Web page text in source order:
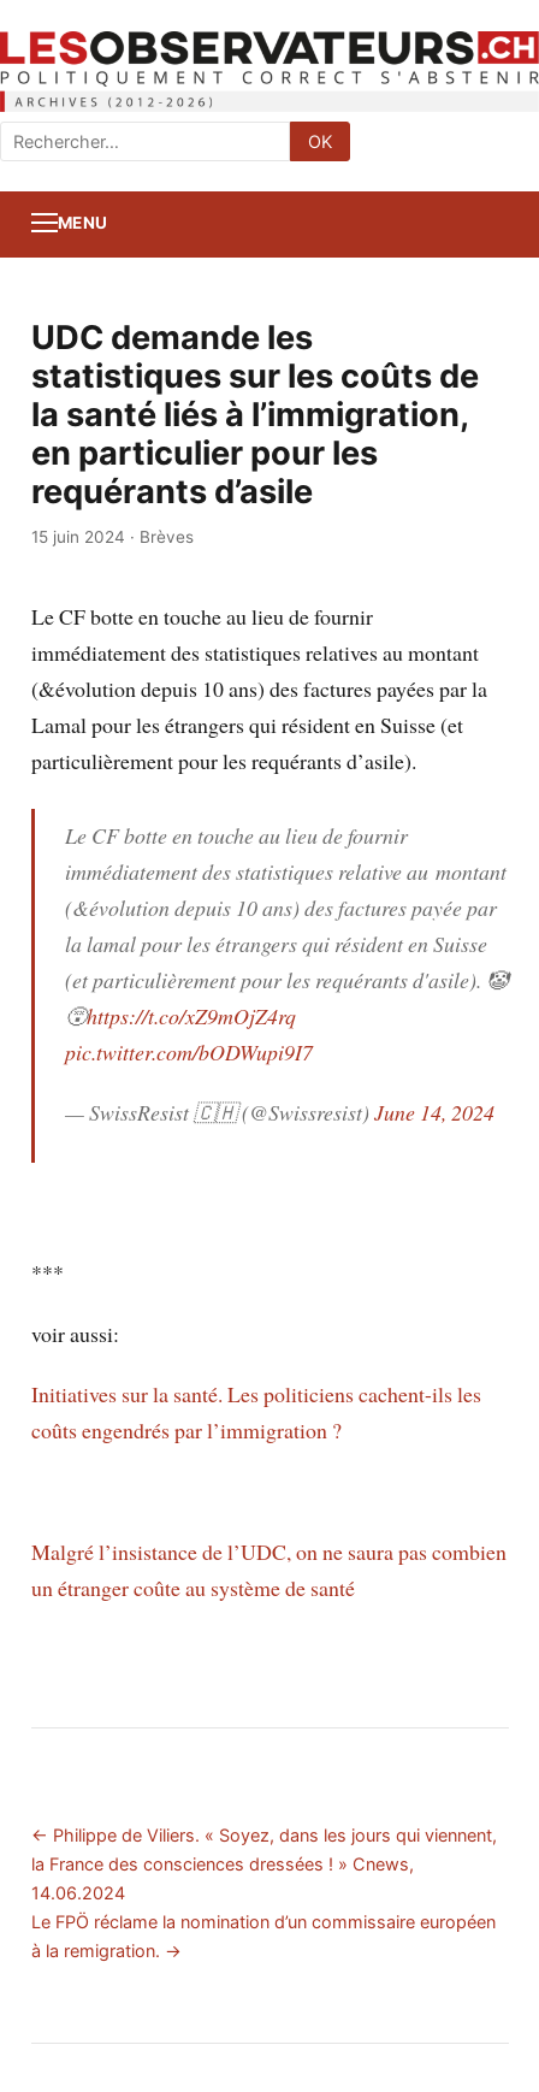
Rechercher
:
OK
MENU
UDC demande les
statistiques sur les coûts de
la santé liés à l’immigration,
en particulier pour les
requérants d’asile
15 juin 2024 · Brèves
Le CF botte en touche au lieu de fournir
immédiatement des statistiques relatives au montant
(&évolution depuis 10 ans) des factures payées par la
Lamal pour les étrangers qui résident en Suisse (et
particulièrement pour les requérants d’asile).
Le CF botte en touche au lieu de fournir
immédiatement des statistiques relative au montant
(&évolution depuis 10 ans) des factures payée par
la lamal pour les étrangers qui résident en Suisse
(et particulièrement pour les requérants d'asile). 🤡
😵https://t.co/xZ9mOjZ4rq
pic.twitter.com/bODWupi9I7
— SwissResist 🇨🇭 (@Swissresist) June 14, 2024
***
voir aussi:
Initiatives sur la santé. Les politiciens cachent-ils les
coûts engendrés par l’immigration ?
Malgré l’insistance de l’UDC, on ne saura pas combien
un étranger coûte au système de santé
← Philippe de Viliers. « Soyez, dans les jours qui viennent,
la France des consciences dressées ! » Cnews,
14.06.2024
Le FPÖ réclame la nomination d’un commissaire européen
à la remigration. →